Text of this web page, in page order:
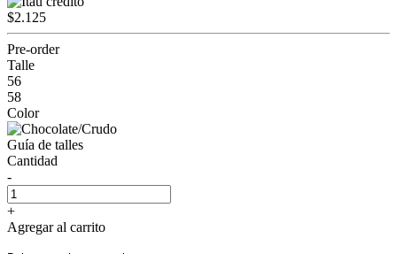
$2.125
Pre-order
Talle
56
58
Color
Guía de talles
Cantidad
-
+
Agregar al carrito